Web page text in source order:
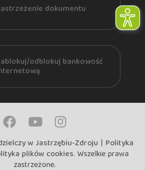
dokumentu
odblokuj bankowość
w Jastrzębiu-Zdroju | Polityka
plików cookies. Wszelkie prawa
zastrzeżone.